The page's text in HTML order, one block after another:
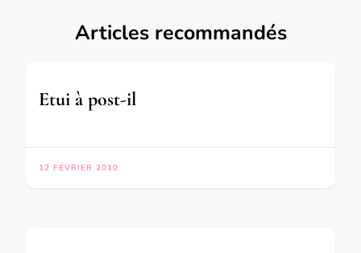
Articles recommandés
Etui à post-il
12 FÉVRIER 2010